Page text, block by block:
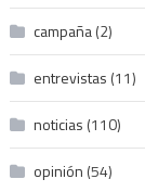
campaña(2)
entrevistas (11)
noticias (110)
opinión (54)